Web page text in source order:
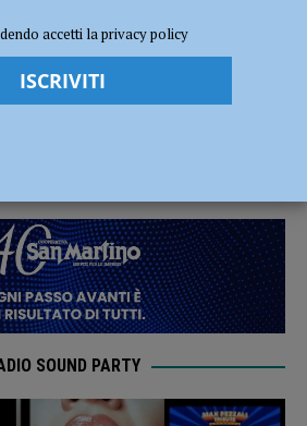
a Piacenza
il 7 maggio a
SOUND PARTY
accetti la privacy policy